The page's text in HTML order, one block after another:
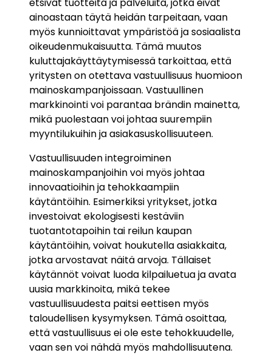
etsivät tuotteita ja palveluita, jotka eivät
ainoastaan täytä heidän tarpeitaan, vaan
myös kunnioittavat ympäristöä ja sosiaalista
oikeudenmukaisuutta. Tämä muutos
kuluttajakäyttäytymisessä tarkoittaa, että
yritysten on otettava vastuullisuus huomioon
mainoskampanjoissaan. Vastuullinen
markkinointi voi parantaa brändin mainetta,
mikä puolestaan voi johtaa suurempiin
myyntilukuihin ja asiakasuskollisuuteen.
Vastuullisuuden integroiminen
mainoskampanjoihin voi myös johtaa
innovaatioihin ja tehokkaampiin
käytäntöihin. Esimerkiksi yritykset, jotka
investoivat ekologisesti kestäviin
tuotantotapoihin tai reilun kaupan
käytäntöihin, voivat houkutella asiakkaita,
jotka arvostavat näitä arvoja. Tällaiset
käytännöt voivat luoda kilpailuetua ja avata
uusia markkinoita, mikä tekee
vastuullisuudesta paitsi eettisen myös
taloudellisen kysymyksen. Tämä osoittaa,
että vastuullisuus ei ole este tehokkuudelle,
vaan sen voi nähdä myös mahdollisuutena.